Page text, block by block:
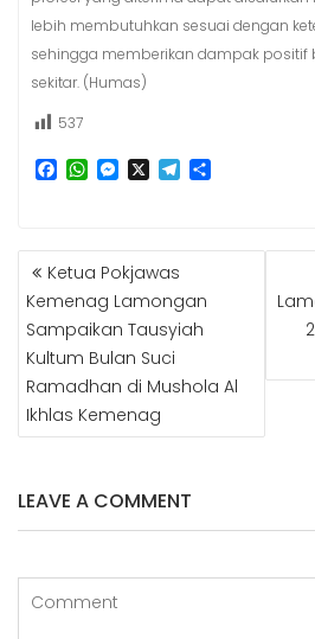
lebih membutuhkan sesuai dengan
sehingga memberikan dampak positif
sekitar. (Humas)
537
b
o
o
W
s
A
p
p
M
e
n
g
e
r
X T
g
a
m
e
NAVIGASI
POSKetua Pokjawas
Kemenag Lamongan
Sampaikan Tausyiah
Kultum Bulan Suci
Ramadhan di Mushola Al
Ikhlas Kemenag
LEAVE A COMMENT